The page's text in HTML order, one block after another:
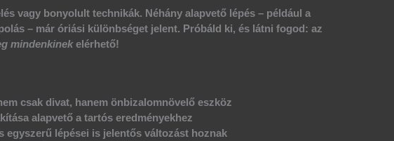
vagy bonyolult technikák. Néhány alapvető lépés – például a
– már óriási különbséget jelent. Próbáld ki, és látni fogod: az
mindenkinekelérhető!
csak divat, hanem önbizalomnövelő eszköz
alapvető a tartós eredményekhez
egyszerű lépései is jelentős változást hoznak